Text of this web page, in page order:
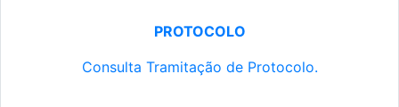
PROTOCOLO
Consulta Tramitação de Protocolo.